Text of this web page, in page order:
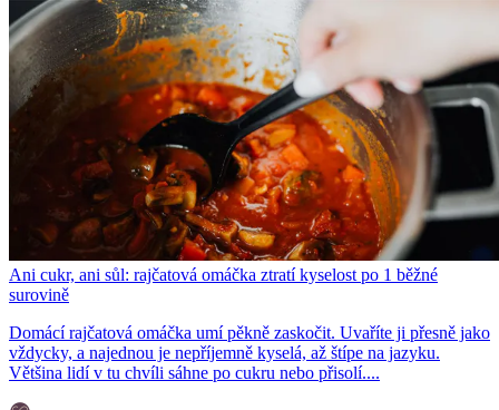
Ani cukr, ani sůl: rajčatová omáčka ztratí kyselost po 1 běžné
surovině
Domácí rajčatová omáčka umí pěkně zaskočit. Uvaříte ji přesně jako
vždycky, a najednou je nepříjemně kyselá, až štípe na jazyku.
Většina lidí v tu chvíli sáhne po cukru nebo přisolí....